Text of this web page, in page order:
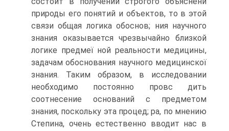
природы его понятий и объектов, то в этой
связи общая логика обоснов; ния научного
знания оказывается чрезвычайно близкой
логике предмеї ной реальности медицины,
задачам обоснования научного медицинскої
знания. Таким образом, в исследовании
необходимо постоянно провс дить
соотнесение оснований с предметом
знания, поскольку эта процед; ра, по мнению
Степина, очень естественно вводит нас в